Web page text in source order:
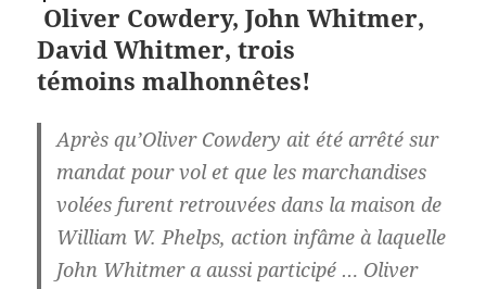
Oliver Cowdery, John Whitmer,
David Whitmer, trois
témoinsmalhonnêtes!
Après qu’Oliver Cowdery ait été arrêté sur
mandat pour vol et que les marchandises
volées furent retrouvées dans la maison de
William W. Phelps, action infâme à laquelle
John Whitmer a aussi participé … Oliver